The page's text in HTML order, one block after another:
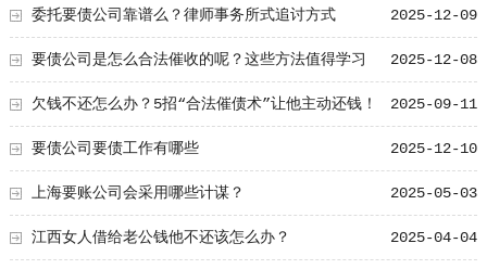
2025-12-09
委托要债公司靠谱么？律师事务所式追讨方式
2025-12-08
要债公司是怎么合法催收的呢？这些方法值得学习
2025-09-11
欠钱不还怎么办？5招“合法催债术”让他主动还钱！
2025-12-10
要债公司要债工作有哪些
2025-05-03
上海要账公司会采用哪些计谋？
2025-04-04
江西女人借给老公钱他不还该怎么办？